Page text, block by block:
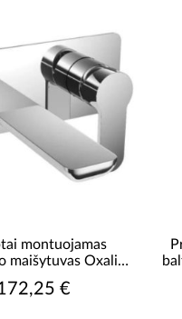
montuojamas
maišytuvas Oxalia
€